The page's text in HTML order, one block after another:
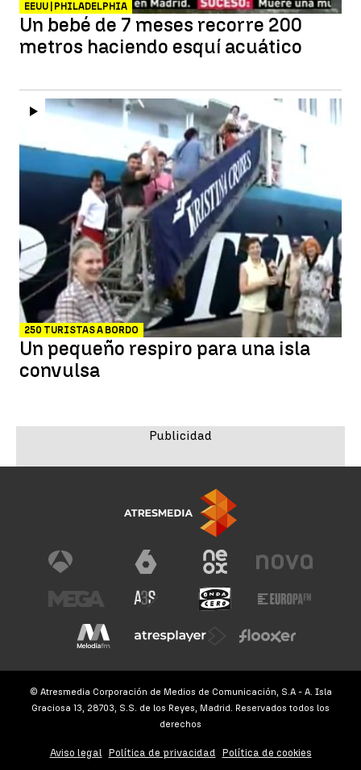
EEUU | PHILADELPHIA
Un bebé de 7 meses recorre 200
metros haciendo esquí acuático
250 TURISTAS A BORDO
Un pequeño respiro para una isla
convulsa
© Atresmedia Corporación de Medios de Comunicación, S.A - A. Isla
Graciosa 13, 28703, S.S. de los Reyes, Madrid. Reservados todos los
derechos
Aviso legal Política de privacidad Política de cookies